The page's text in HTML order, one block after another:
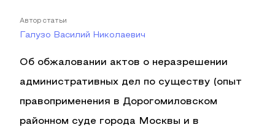
Автор статьи
Галузо Василий Николаевич
Об обжаловании актов о неразрешении
административных дел по существу (опыт
правоприменения в Дорогомиловском
районном суде города Москвы и в